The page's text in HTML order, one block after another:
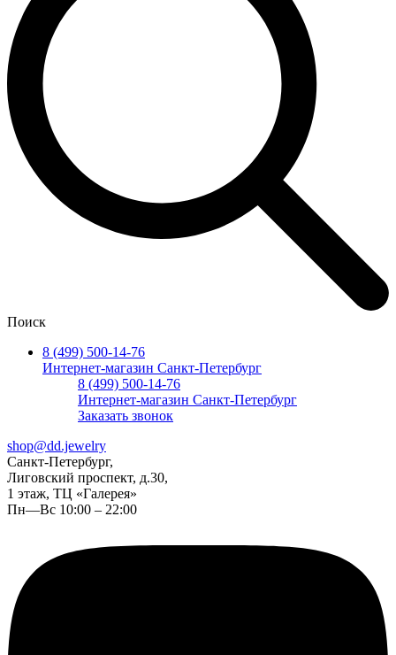
Поиск
8 (499) 500-14-76
Интернет-магазин Санкт-Петербург
8 (499) 500-14-76
Интернет-магазин Санкт-Петербург
Заказать звонок
shop@dd.jewelry
Санкт-Петербург,
Лиговский проспект, д.30,
1 этаж, ТЦ «Галерея»
Пн—Вс 10:00 – 22:00